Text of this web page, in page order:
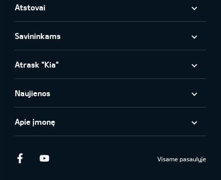
Atstovai
Savininkams
Atrask "Kia"
Naujienos
Apie įmonę
Facebook Visame pasaulyje